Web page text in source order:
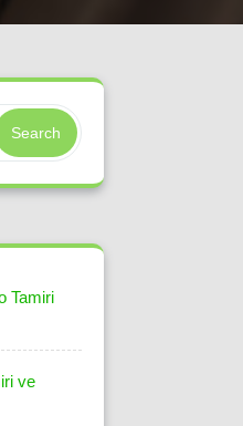
Search
Tamiri
ve